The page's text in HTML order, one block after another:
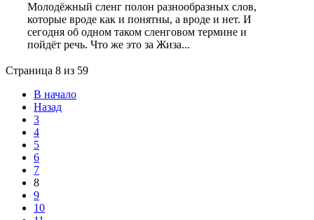
Молодёжный сленг полон разнообразных слов,
которые вроде как и понятны, а вроде и нет. И
сегодня об одном таком сленговом термине и
пойдёт речь. Что же это за Жиза...
Страница 8 из 59
В начало
Назад
3
4
5
6
7
8
9
10